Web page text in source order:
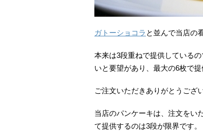
ガトーショコラ と並んで当店の
本来は3段重ねで提供している
いと要望があり、最大の6枚で提
ご注文いただきありがとうござ
当店のパンケーキは、注文をい
て提供するのは3段が限界です